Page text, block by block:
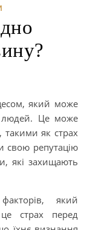
людей. Це може
такими як страх
свою репутацію
які захищають
який
страх перед